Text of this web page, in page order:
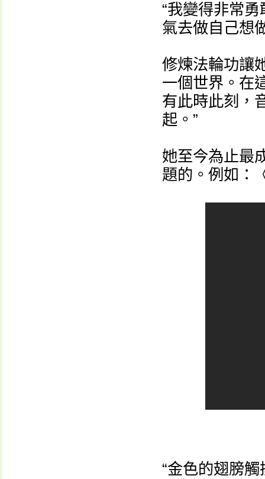
“我變得非常
氣去做自己想
修煉法輪功讓
一個世界。在
有此時此刻，
起。”
她至今為止最
題的。例如：
“金色的翅膀